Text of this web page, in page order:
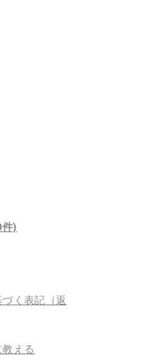
件)
く表記（返
える